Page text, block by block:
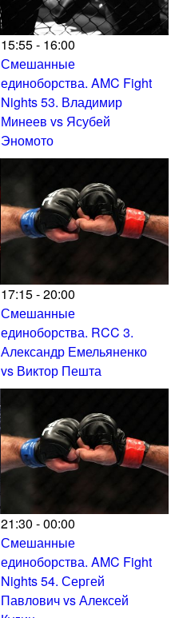
15:55 - 16:00
Смешанные
единоборства. AMC Fight
Nights 53. Владимир
Минеев vs Ясубей
Эномото
17:15 - 20:00
Смешанные
единоборства. RCC 3.
Александр Емельяненко
vs Виктор Пешта
21:30 - 00:00
Смешанные
единоборства. AMC Fight
Nights 54. Сергей
Павлович vs Алексей